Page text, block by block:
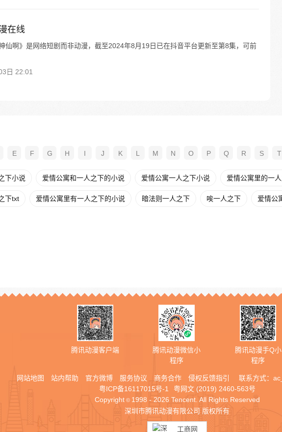
在线
仙啊》是网络短剧而非动漫，截至2024年8月19日已在抖音平台更新至第8集，可前
日 22:01
E F G H I J K L M N O P Q R S T
下小说 爱情公寓和一人之下的小说 爱情公寓一人之下小说 爱情公寓里的一
下txt 爱情公寓里有一人之下的小说 暗法则一人之下 唉一人之下 爱情公
腾讯动漫客户端
腾讯动漫微信小
程序
腾讯动漫手Q小
程序
网站地图 站内帮助 官方微博 服务协议 商务合作 侵权反馈指引 联系方式：
粤ICP备16117015号-1
粤网文 (2019) 2460-563号
Copyright © 1998 - 2026 Tencent. All Rights Reserved
深圳市腾讯动漫有限公司 版权所有
工商网